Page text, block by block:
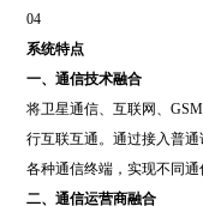
04
系统特点
一、通信技术融合
将卫星通信、互联网、
行互联互通。通过接入普
各种通信终端，实现不同通
二、通信运营商融合